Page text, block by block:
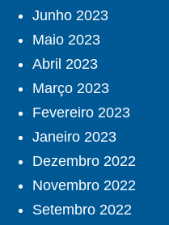
Junho 2023
Maio 2023
Abril 2023
Março 2023
Fevereiro 2023
Janeiro 2023
Dezembro 2022
Novembro 2022
Setembro 2022